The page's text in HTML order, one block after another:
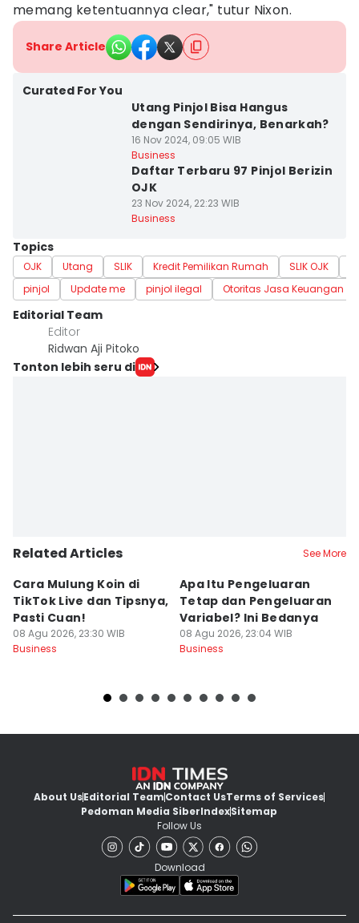
memang ketentuannya clear," tutur Nixon.
Share Article
Curated For You
Utang Pinjol Bisa Hangus
dengan Sendirinya, Benarkah?
16 Nov 2024, 09:05 WIB
Business
Daftar Terbaru 97 Pinjol Berizin
OJK
23 Nov 2024, 22:23 WIB
Business
Topics
OJK Utang SLIK Kredit Pemilikan Rumah SLIK OJK
pinjol
Update me pinjol ilegal Otoritas Jasa Keuangan
Editorial Team
Editor
Ridwan Aji Pitoko
Tonton lebih seru di
Related Articles See More
Cara Mulung Koin di
TikTok Live dan Tipsnya,
Pasti Cuan!
08 Agu 2026, 23:30 WIB
Business
Apa Itu Pengeluaran
Tetap dan Pengeluaran
Variabel? Ini Bedanya
08 Agu 2026, 23:04 WIB
Business
About UsEditorial TeamContact UsTerms of Services
Pedoman Media SiberIndexSitemap
Follow Us
Download